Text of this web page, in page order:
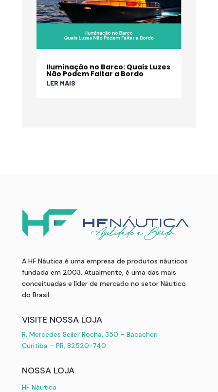
Iluminação no Barco: Quais Luzes
Não Podem Faltar a Bordo
LER MAIS
A HF Náutica é uma empresa de produtos náuticos
fundada em 2003. Atualmente, é uma das mais
conceituadas e líder de mercado no setor Náutico
do Brasil.
VISITE NOSSA LOJA
R. Mercedes Seiler Rocha, 350 – Bacacheri
Curitiba – PR, 82520-740
NOSSA LOJA
HF Náutica